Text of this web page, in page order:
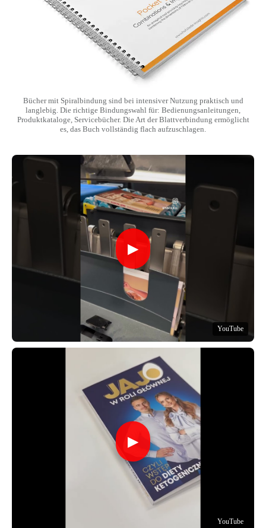
Bücher mit Spiralbindung sind bei intensiver Nutzung praktisch und
langlebig. Die richtige Bindungswahl für: Bedienungsanleitungen,
Produktkataloge, Servicebücher. Die Art der Blattverbindung ermöglicht
es, das Buch vollständig flach aufzuschlagen.
▶
YouTube
▶
YouTube